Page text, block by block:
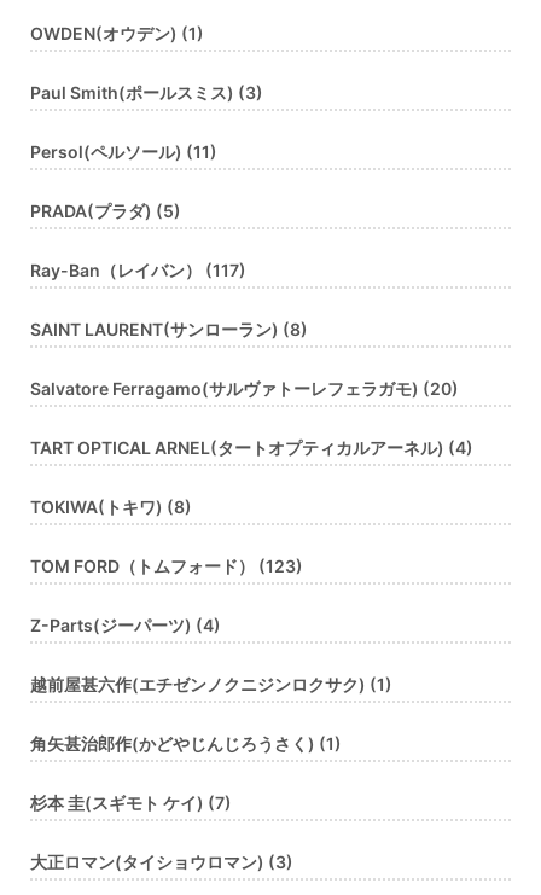
OWDEN(オウデン) (1)
Paul Smith(ポールスミス) (3)
Persol(ペルソール) (11)
PRADA(プラダ) (5)
Ray-Ban（レイバン） (117)
SAINT LAURENT(サンローラン) (8)
Salvatore Ferragamo(サルヴァトーレフェラガモ) (20)
TART OPTICAL ARNEL(タートオプティカルアーネル) (4)
TOKIWA(トキワ) (8)
TOM FORD（トムフォード） (123)
Z-Parts(ジーパーツ) (4)
越前屋甚六作(エチゼンノクニジンロクサク) (1)
角矢甚治郎作(かどやじんじろうさく) (1)
杉本 圭(スギモト ケイ) (7)
大正ロマン(タイショウロマン) (3)